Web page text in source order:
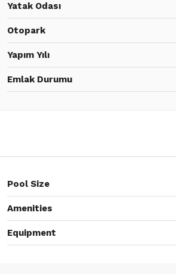
Yatak Odası
Otopark
Yapım Yılı
Emlak Durumu
Pool Size
Amenities
Equipment